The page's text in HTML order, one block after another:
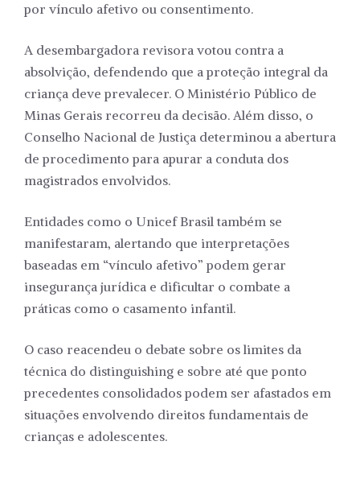
por vínculo afetivo ou consentimento.
A desembargadora revisora votou contra a
absolvição, defendendo que a proteção integral da
criança deve prevalecer. O Ministério Público de
Minas Gerais recorreu da decisão. Além disso, o
Conselho Nacional de Justiça determinou a abertura
de procedimento para apurar a conduta dos
magistrados envolvidos.
Entidades como o Unicef Brasil também se
manifestaram, alertando que interpretações
baseadas em “vínculo afetivo” podem gerar
insegurança jurídica e dificultar o combate a
práticas como o casamento infantil.
O caso reacendeu o debate sobre os limites da
técnica do distinguishing e sobre até que ponto
precedentes consolidados podem ser afastados em
situações envolvendo direitos fundamentais de
crianças e adolescentes.